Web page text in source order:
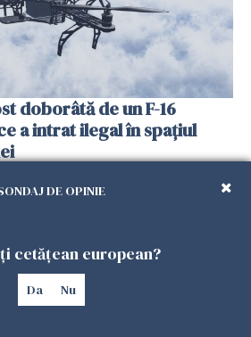
doborâtă de un F-16
a intrat ilegal în spațiul
DE OPINIE
cetățean european?
Da Nu